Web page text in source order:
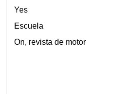
Yes
Escuela
On, revista de motor